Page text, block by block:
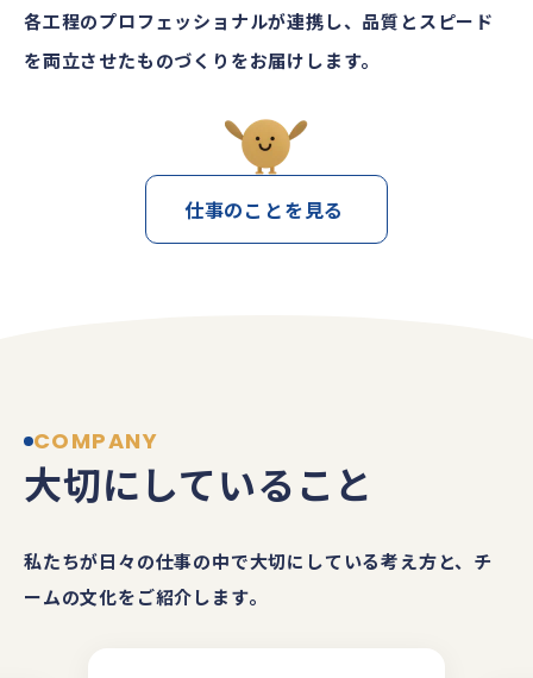
各工程のプロフェッショナルが連携し、品質とスピード
を両立させたものづくりをお届けします。
仕事のことを見る
COMPANY
大切にしていること
私たちが日々の仕事の中で大切にしている考え方と、チ
ームの文化をご紹介します。